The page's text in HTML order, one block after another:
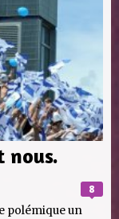
nous.
8
polémique un